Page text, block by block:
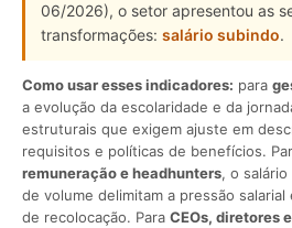
06/2026), o setor apresentou as
transformações: salário subindo.
Como usar esses indicadores: para
a evolução da escolaridade e da
estruturais que exigem ajuste em
requisitos e políticas de benefícios.
remuneração e headhunters, o
de volume delimitam a pressão
de recolocação. Para CEOs, diretores